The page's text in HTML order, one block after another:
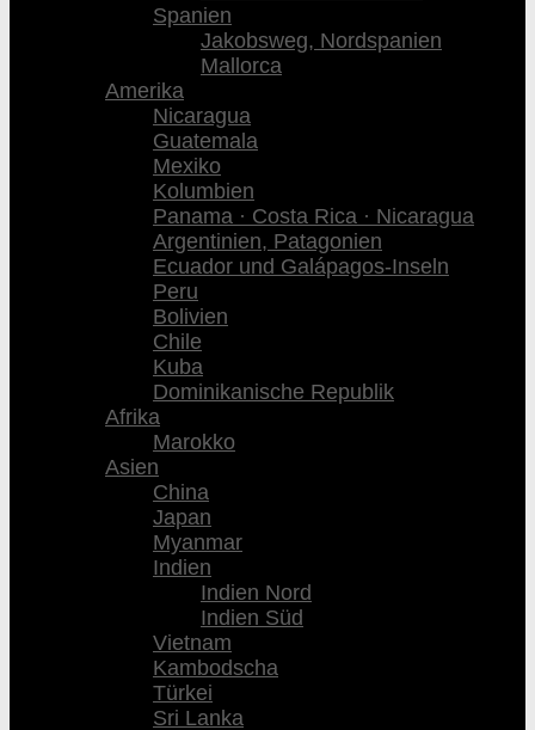
Spanien
Jakobsweg, Nordspanien
Mallorca
Amerika
Nicaragua
Guatemala
Mexiko
Kolumbien
Panama · Costa Rica · Nicaragua
Argentinien, Patagonien
Ecuador und Galápagos-Inseln
Peru
Bolivien
Chile
Kuba
Dominikanische Republik
Afrika
Marokko
Asien
China
Japan
Myanmar
Indien
Indien Nord
Indien Süd
Vietnam
Kambodscha
Türkei
Sri Lanka